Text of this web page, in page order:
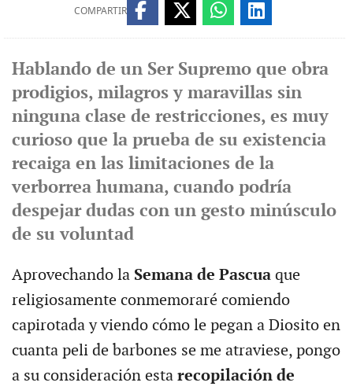
COMPARTIR
Hablando de un Ser Supremo que obra
prodigios, milagros y maravillas sin
ninguna clase de restricciones, es muy
curioso que la prueba de su existencia
recaiga en las limitaciones de la
verborrea humana, cuando podría
despejar dudas con un gesto minúsculo
de su voluntad
Aprovechando la Semana de Pascuaque
religiosamente conmemoraré comiendo
capirotada y viendo cómo le pegan a Diosito en
cuanta peli de barbones se me atraviese, pongo
a su consideración esta recopilación de